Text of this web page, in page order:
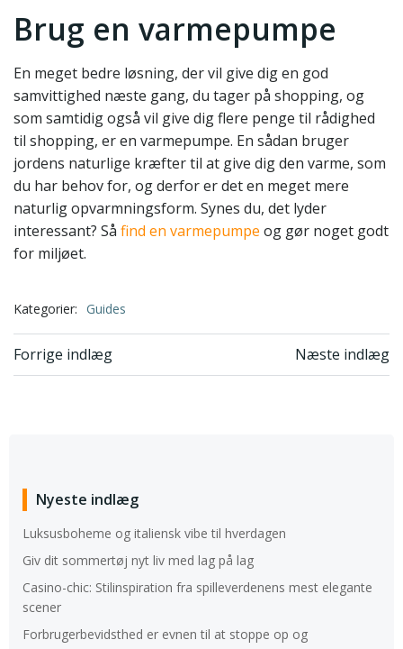
Brug en varmepumpe
En meget bedre løsning, der vil give dig en god
samvittighed næste gang, du tager på shopping, og
som samtidig også vil give dig flere penge til rådighed
til shopping, er en varmepumpe. En sådan bruger
jordens naturlige kræfter til at give dig den varme, som
du har behov for, og derfor er det en meget mere
naturlig opvarmningsform. Synes du, det lyder
interessant? Så find en varmepumpe og gør noget godt
for miljøet.
Kategorier: Guides
Indlægsnavigation
Forrige indlæg Næste indlæg
Nyeste indlæg
Luksusboheme og italiensk vibe til hverdagen
Giv dit sommertøj nyt liv med lag på lag
Casino-chic: Stilinspiration fra spilleverdenens mest elegante
scener
Forbrugerbevidsthed er evnen til at stoppe op og